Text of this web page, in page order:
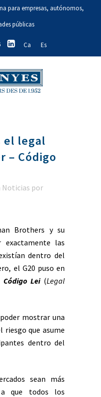
para empresas, autónomos,
públicas
Ca Es
el legal
– Código
Noticias por
Brothers y su
exactamente las
dentro del
el G20 puso en
Código Lei(Legal
mostrar una
riesgo que asume
dentro del
sean más
a que todos los